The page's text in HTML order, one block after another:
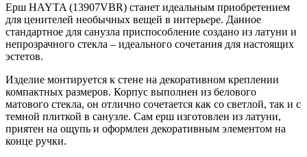
Ерш HAYTA (13907VBR) станет идеальным приобретением
для ценителей необычных вещей в интерьере. Данное
стандартное для санузла приспособление создано из латуни и
непрозрачного стекла – идеального сочетания для настоящих
эстетов.
Изделие монтируется к стене на декоративном креплении
компактных размеров. Корпус выполнен из белового
матового стекла, он отлично сочетается как со светлой, так и с
темной плиткой в санузле. Сам ерш изготовлен из латуни,
приятен на ощупь и оформлен декоративным элементом на
конце ручки.